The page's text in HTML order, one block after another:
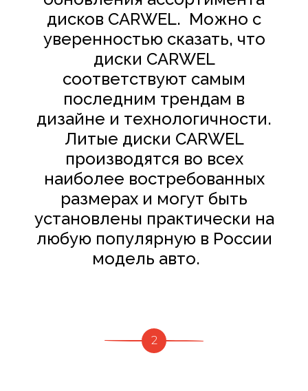
дисков CARWEL. Можно с
уверенностью сказать, что
диски CARWEL
соответствуют самым
последним трендам в
дизайне и технологичности.
Литые диски CARWEL
производятся во всех
наиболее востребованных
размерах и могут быть
установлены практически на
любую популярную в России
модель авто.
2